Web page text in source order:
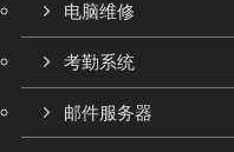
电脑维修
考勤系统
邮件服务器